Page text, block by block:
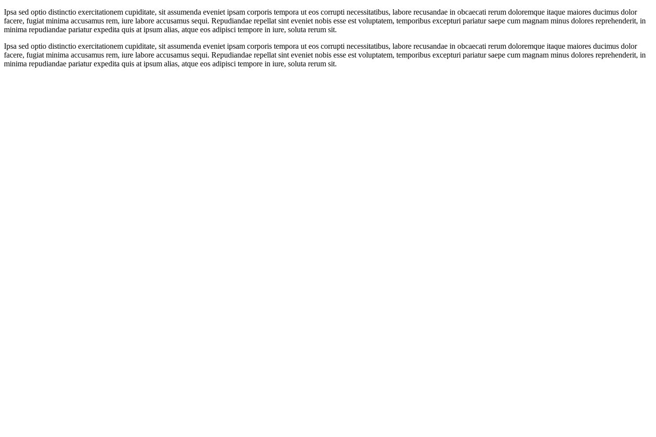
Ipsa sed optio distinctio exercitationem cupiditate, sit assumenda eveniet ipsam corporis tempora ut eos corrupti necessitatibus, labore recusandae in obcaecati rerum doloremque itaque maiores ducimus dolor
facere, fugiat minima accusamus rem, iure labore accusamus sequi. Repudiandae repellat sint eveniet nobis esse est voluptatem, temporibus excepturi pariatur saepe cum magnam minus dolores reprehenderit, in
minima repudiandae pariatur expedita quis at ipsum alias, atque eos adipisci tempore in iure, soluta rerum sit.
Ipsa sed optio distinctio exercitationem cupiditate, sit assumenda eveniet ipsam corporis tempora ut eos corrupti necessitatibus, labore recusandae in obcaecati rerum doloremque itaque maiores ducimus dolor
facere, fugiat minima accusamus rem, iure labore accusamus sequi. Repudiandae repellat sint eveniet nobis esse est voluptatem, temporibus excepturi pariatur saepe cum magnam minus dolores reprehenderit, in
minima repudiandae pariatur expedita quis at ipsum alias, atque eos adipisci tempore in iure, soluta rerum sit.